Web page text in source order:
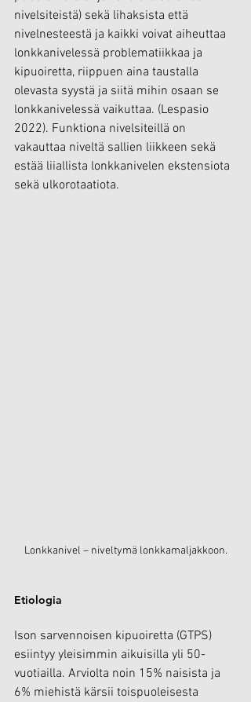
nivelsiteistä) sekä lihaksista että
nivelnesteestä ja kaikki voivat aiheuttaa
lonkkanivelessä problematiikkaa ja
kipuoiretta, riippuen aina taustalla
olevasta syystä ja siitä mihin osaan se
lonkkanivelessä vaikuttaa. (Lespasio
2022). Funktiona nivelsiteillä on
vakauttaa niveltä sallien liikkeen sekä
estää liiallista lonkkanivelen ekstensiota
sekä ulkorotaatiota.
Lonkkanivel – niveltymä lonkkamaljakkoon.
Etiologia
Ison sarvennoisen kipuoiretta (GTPS)
esiintyy yleisimmin aikuisilla yli 50-
vuotiailla. Arviolta noin 15% naisista ja
6% miehistä kärsii toispuoleisesta